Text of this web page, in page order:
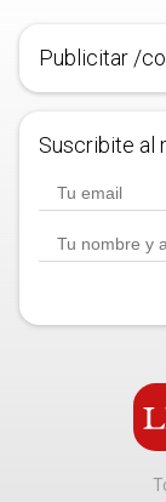
Publicitar /
Suscribite al